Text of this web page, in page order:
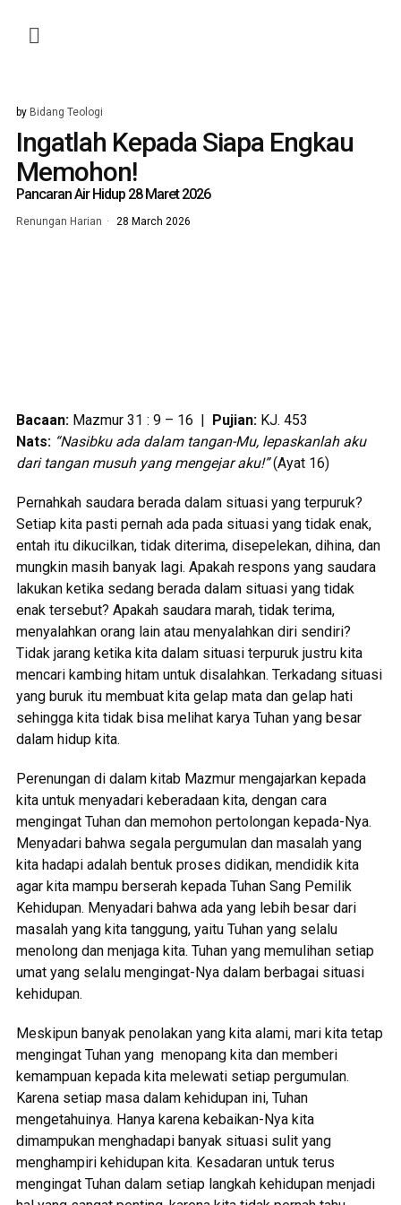
by Bidang Teologi
Ingatlah Kepada Siapa Engkau
Memohon!
Pancaran Air Hidup 28 Maret 2026
Renungan Harian 28 March 2026
Bacaan: Mazmur 31 : 9 – 16 | Pujian: KJ. 453
Nats: “Nasibku ada dalam tangan-Mu, lepaskanlah aku
dari tanganmusuh yang mengejar aku!”(Ayat 16)
Pernahkah saudara berada dalam situasi yang terpuruk?
Setiap kita pasti pernah ada pada situasi yang tidak enak,
entah itu dikucilkan, tidak diterima, disepelekan, dihina, dan
mungkin masih banyak lagi. Apakah respons yang saudara
lakukan ketika sedang berada dalam situasi yang tidak
enak tersebut? Apakah saudara marah, tidak terima,
menyalahkan orang lain atau menyalahkan diri sendiri?
Tidak jarang ketika kita dalam situasi terpuruk justru kita
mencari kambing hitam untuk disalahkan. Terkadang situasi
yang buruk itu membuat kita gelap mata dan gelap hati
sehingga kita tidak bisa melihat karya Tuhan yang besar
dalam hidup kita.
Perenungan di dalam kitab Mazmur mengajarkan kepada
kita untuk menyadari keberadaan kita, dengan cara
mengingat Tuhan dan memohon pertolongan kepada-Nya.
Menyadari bahwa segala pergumulan dan masalah yang
kita hadapi adalah bentuk proses didikan, mendidik kita
agar kita mampu berserah kepada Tuhan Sang Pemilik
Kehidupan. Menyadari bahwa ada yang lebih besar dari
masalah yang kita tanggung, yaitu Tuhan yang selalu
menolong dan menjaga kita. Tuhan yang memulihan setiap
umat yang selalu mengingat-Nya dalam berbagai situasi
kehidupan.
Meskipun banyak penolakan yang kita alami, mari kita tetap
mengingat Tuhan yang menopang kita dan memberi
kemampuan kepada kita melewati setiap pergumulan.
Karena setiap masa dalam kehidupan ini, Tuhan
mengetahuinya. Hanya karena kebaikan-Nya kita
dimampukan menghadapi banyak situasi sulit yang
menghampiri kehidupan kita. Kesadaran untuk terus
mengingat Tuhan dalam setiap langkah kehidupan menjadi